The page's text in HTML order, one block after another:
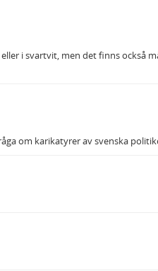
i svartvit, men det finns också
om karikatyrer av svenska